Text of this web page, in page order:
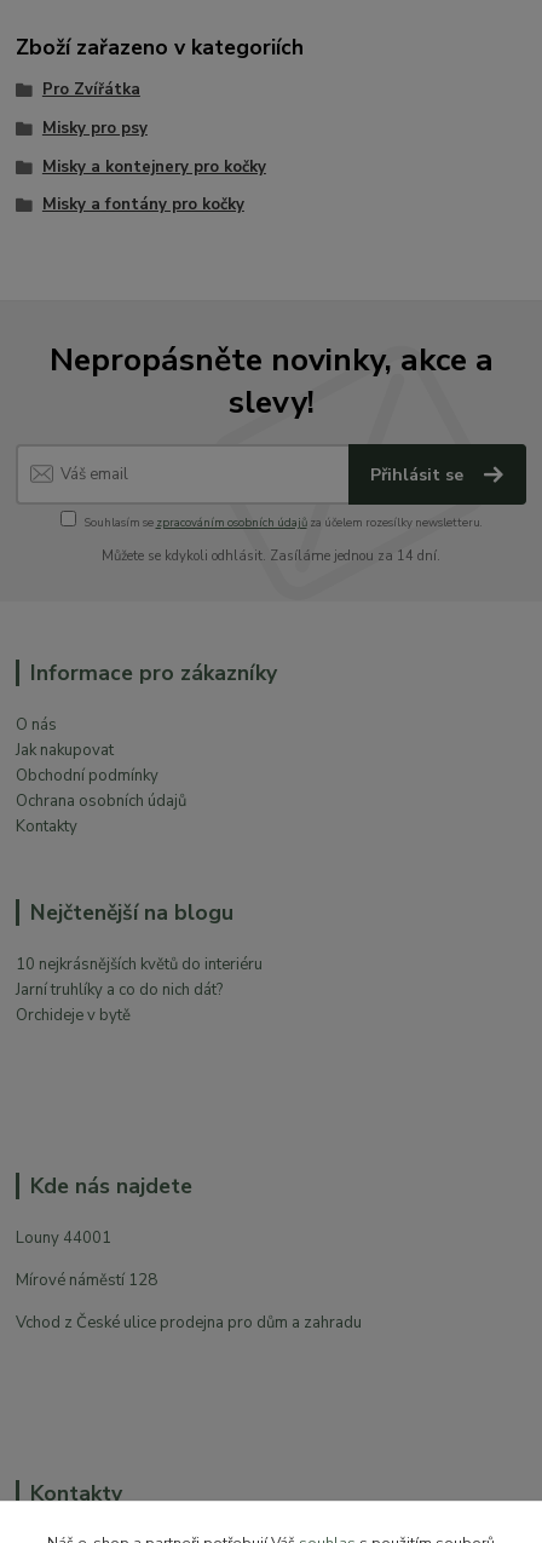
Zboží zařazeno v kategoriích
Pro Zvířátka
Misky pro psy
Misky a kontejnery pro kočky
Misky a fontány pro kočky
Nepropásněte novinky, akce a
slevy!
Přihlásit se
Souhlasím se zpracováním osobních údajůza účelem rozesílky newsletteru.
Můžete se kdykoli odhlásit. Zasíláme jednou za 14 dní.
Informace pro zákazníky
O nás
Jak nakupovat
Obchodní podmínky
Ochrana osobních údajů
Kontakty
Nejčtenější na blogu
10 nejkrásnějších květů do interiéru
Jarní truhlíky a co do nich dát?
Orchideje v bytě
Kde nás najdete
Louny 44001
Mírové náměstí 128
Vchod z České ulice prodejna pro dům a zahradu
Kontakty